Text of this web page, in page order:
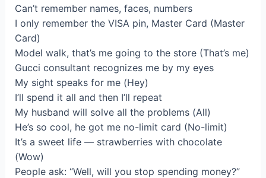
Can’t remember names, faces, numbers
I only remember the VISA pin, Master Card (Master
Card)
Model walk, that’s me going to the store (That’s me)
Gucci consultant recognizes me by my eyes
My sight speaks for me (Hey)
I’ll spend it all and then I’ll repeat
My husband will solve all the problems (All)
He’s so cool, he got me no-limit card (No-limit)
It’s a sweet life — strawberries with chocolate
(Wow)
People ask: “Well, will you stop spending money?”